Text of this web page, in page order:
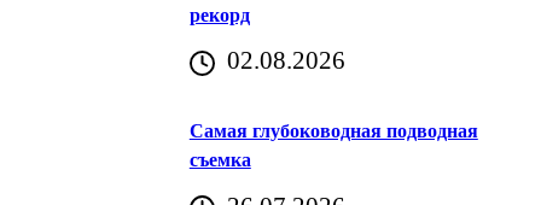
рекорд
02.08.2026
Самая глубоководная подводная
съемка